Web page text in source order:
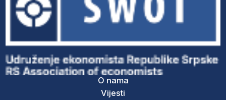
O nama
Vijesti